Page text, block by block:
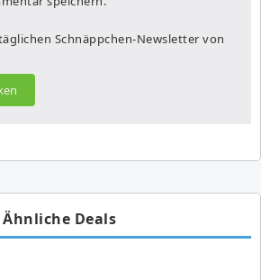
Schnäppchen-Newsletter von
Ähnliche Deals